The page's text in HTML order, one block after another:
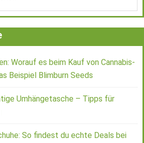
Worauf es beim Kauf von Cannabis-
Beispiel Blimburn Seeds
Umhängetasche – Tipps für
So findest du echte Deals bei